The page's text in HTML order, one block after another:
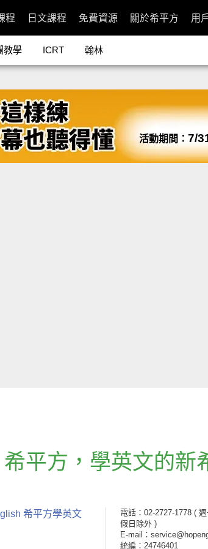
程 日文課程 免費資源 關於希平方 用
教學 ICRT 翰林
活動期間： 7/
希平方 ， 學英文的新
希平方學英文 電話：02-2727-1778 (
假日除外 )
E-mail：
統編：24746401